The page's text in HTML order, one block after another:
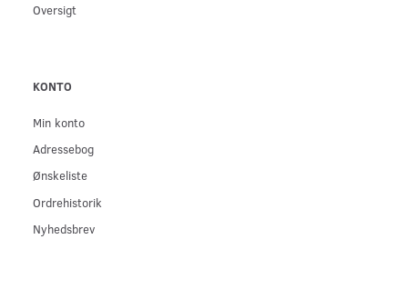
Oversigt
KONTO
Min konto
Adressebog
Ønskeliste
Ordrehistorik
Nyhedsbrev